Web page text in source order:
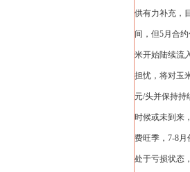
供有力补充，
间，但5月合
米开始陆续流
担忧，将对玉
元/头并保持持
时候或未到来
费旺季，7-8
处于亏损状态